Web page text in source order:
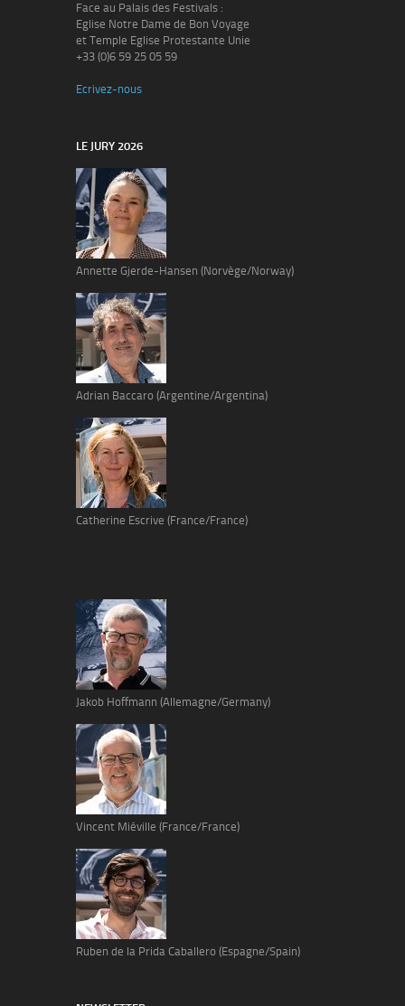
Face au Palais des Festivals :
Eglise Notre Dame de Bon Voyage
et Temple Eglise Protestante Unie
+33 (0)6 59 25 05 59
Ecrivez-nous
LE JURY 2026
Annette Gjerde-Hansen (Norvège/Norway)
Adrian Baccaro (Argentine/Argentina)
Catherine Escrive (France/France)
Jakob Hoffmann (Allemagne/Germany)
Vincent Miéville (France/France)
Ruben de la Prida Caballero (Espagne/Spain)